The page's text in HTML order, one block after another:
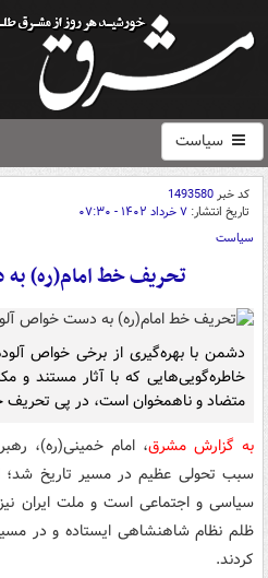
سیاست
کد خبر1493580
تاریخ انتشار: ۷ خرداد ۱۴۰۲ - ۰۷:۳۰
سیاست
تحریف خط امام(ره)
دشمن با بهره‌گیری از برخی خواص
خاطره‌گویی‌هایی که با آثار مستند و
متضاد و ناهمخوان است، در پی تحریف
به گزارش مشرق، امام خمینی(ره)،
سبب تحولی عظیم در مسیر تاریخ شد؛
سیاسی و اجتماعی است و ملت ایران
ظلم نظام شاهنشاهی ایستاده و در
کردند.